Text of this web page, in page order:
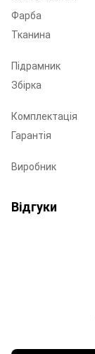
Фарба
Тканина
Підрамник
Збірка
Комплектація
Гарантія
Виробник
Відгуки